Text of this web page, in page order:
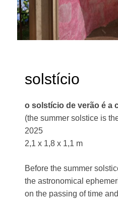
solstício
o solstício de verão é a
(the summer solstice is
2025
2,1 x 1,8 x 1,1 m
Before the summer
the astronomical
on the passing of time